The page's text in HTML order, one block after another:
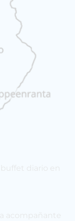
diario en
acompañante